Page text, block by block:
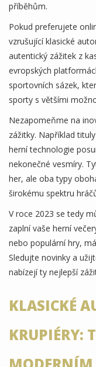
příběhům.
Pokud preferujete
vzrušující klasické
autentický zážitek z
evropských
sportovních sázek,
sporty s většími
Nezapomeňme na
zážitky. Například
herní technologie
nekonečné vesmíry.
her, ale oba typy
širokému spektru
V roce 2023 se tedy
zaplní vaše herní
nebo populární hry,
Sledujte novinky a
nabízejí ty nejlepší
KLASICKÉ
KRUPIÉRY: